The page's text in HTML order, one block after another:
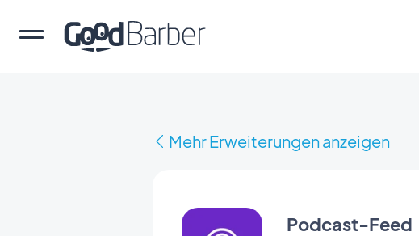
Mehr Erweiterungen anzeigen
Podcast-Feed